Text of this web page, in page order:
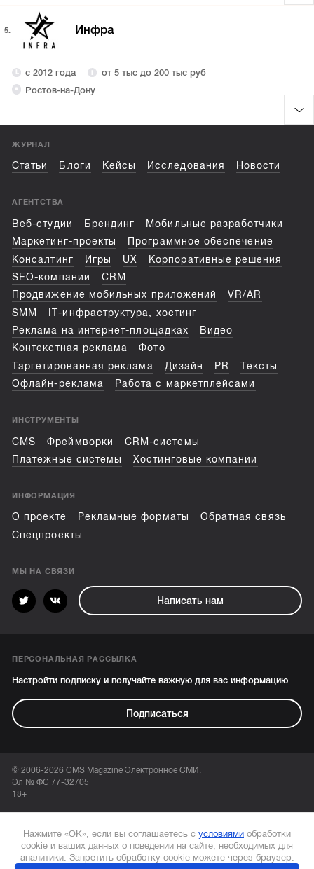
5. Инфра
с 2012 года
от 5 тыс до 200 тыс руб
Ростов-на-Дону
ЖУРНАЛ
Статьи Блоги Кейсы Исследования Новости
АГЕНТСТВА
Веб-студии Брендинг
Мобильные разработчики
Маркетинг-проекты
Программное обеспечение
Консалтинг
Игры UX
Корпоративные решения
SEO-компании
CRM
Продвижение мобильных приложений
VR/AR
SMM
IT-инфраструктура, хостинг
Реклама на интернет-площадках
Видео
Контекстная реклама
Фото
Таргетированная реклама
Дизайн PR
Тексты
Офлайн-реклама
Работа с маркетплейсами
ИНСТРУМЕНТЫ
CMS Фреймворки
CRM-системы
Платежные системы
Хостинговые компании
ИНФОРМАЦИЯ
О проекте Рекламные форматы
Обратная связь
Спецпроекты
МЫ НА СВЯЗИ
Написать нам
ПЕРСОНАЛЬНАЯ РАССЫЛКА
Настройти подписку и получайте важную для вас информацию
Подписаться
© 2006-2026 CMS Magazine Электронное СМИ.
Эл № ФС 77-32705
18+
Нажмите «ОК», если вы соглашаетесь с условиями обработки
cookie и ваших данных о поведении на сайте, необходимых для
аналитики. Запретить обработку cookie можете через браузер.